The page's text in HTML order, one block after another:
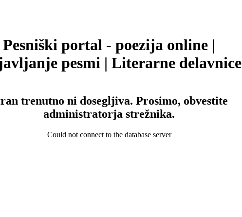
Pesniški portal - poezija online |
pesmi | Literarne delavnice
trenutno ni dosegljiva. Prosimo, obvestite
administratorja strežnika.
Could not connect to the database server